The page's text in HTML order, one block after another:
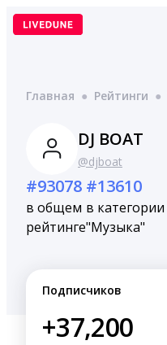
Перейти
Главная ● Рейтинги ●
DJ BOAT
@djboat
#93078
в общем
рейтинге
#13610
в категории
"Музыка"
Подписчиков
+37,200